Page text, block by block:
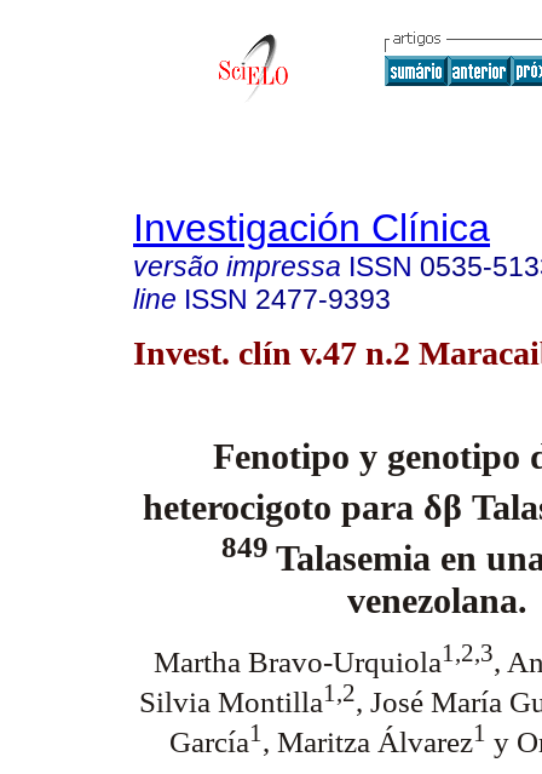
Investigación Clínica
versão impressa ISSN 0535-
line ISSN 2477-9393
Invest. clín v.47 n.2
Fenotipo y genotipo
heterocigoto para δβ
849 Talasemia en
venezolana.
Martha Bravo-Urquiola1,2,3,
Silvia Montilla1,2, José María
García1 , Maritza Álvarez1 y